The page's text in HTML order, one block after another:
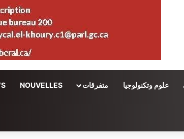
علوم وتكنولوجيا متفرقات NOUVELLES